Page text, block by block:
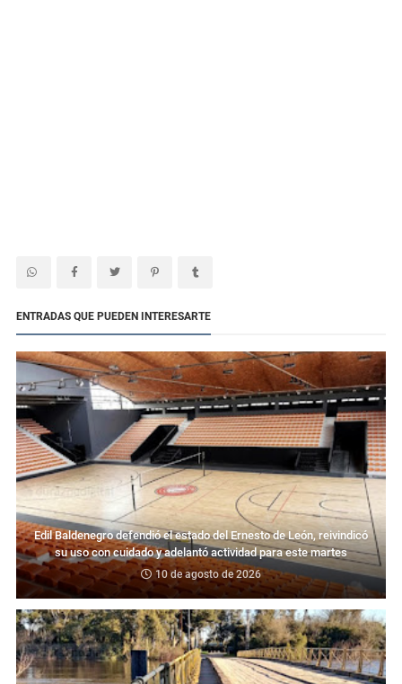
ENTRADAS QUE PUEDEN INTERESARTE
Edil Baldenegro defendió el estado del Ernesto de León, reivindicó
su uso con cuidado y adelantó actividad para este martes
10 de agosto de 2026